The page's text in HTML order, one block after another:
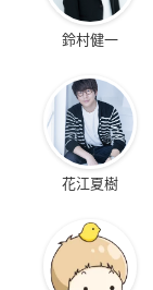
鈴村健一
花江夏樹